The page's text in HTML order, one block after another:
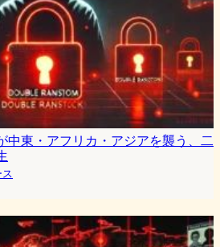
中東・アフリカ・アジアを襲う、二